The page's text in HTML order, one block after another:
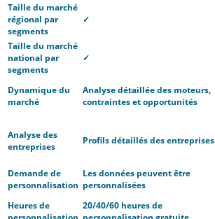
Taille du marché
régional par
segments
✓
Taille du marché
national par
segments
✓
Dynamique du
marché
Analyse détaillée des moteurs,
contraintes et opportunités
Analyse des
entreprises
Profils détaillés des entreprises
Demande de
personnalisation
Les données peuvent être
personnalisées
Heures de
20/40/60 heures de